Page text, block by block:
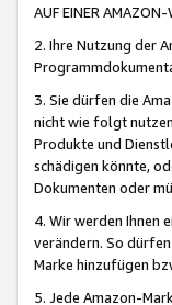
AUF EINER AMAZON-
2. Ihre Nutzung der
3. Sie dürfen die
nicht wie folgt
Produkte und
schädigen könnte,
Dokumenten oder
4. Wir werden Ihnen
verändern. So
Marke hinzufügen
5. Jede Amazon-